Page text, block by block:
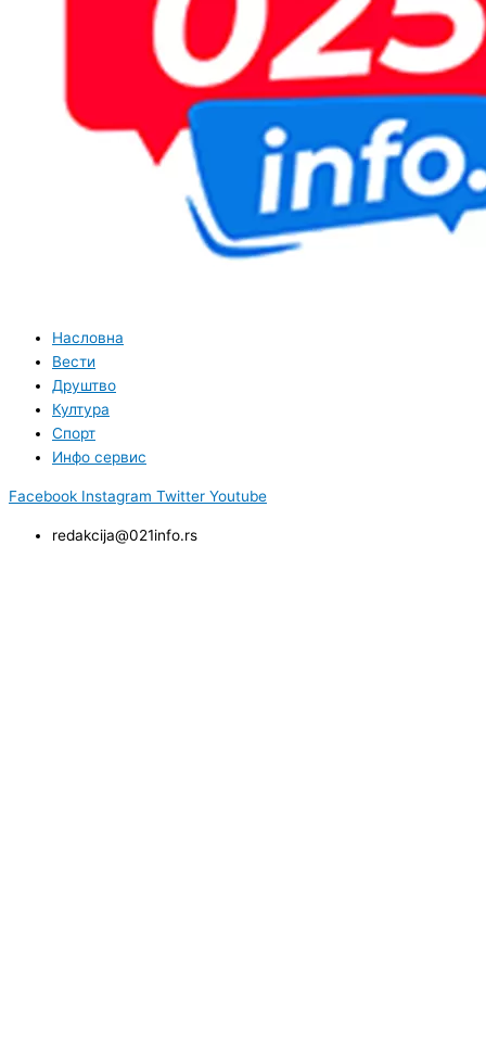
Насловна
Вести
Друштво
Култура
Спорт
Инфо сервис
Facebook Instagram Twitter Youtube
redakcija@021info.rs